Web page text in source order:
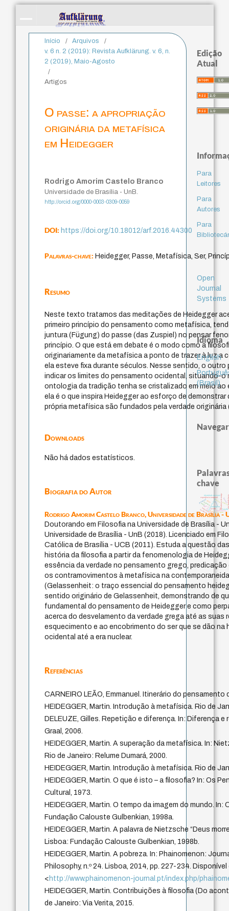
Início / Arquivos
/
v. 6 n. 2 (2019): Revista Aufklärung. v. 6, n.
2 (2019), Maio-Agosto
/
Artigos
O passe: a apropriação
originária da metafísica
em Heidegger
Rodrigo Amorim Castelo Branco
Universidade de Brasília - UnB.
http://orcid.org/0000-0003-0309-0059
DOI:https://doi.org/10.18012/arf.2016.44300
Palavras-chave:Heidegger, Passe, Metafísica, Ser,
Resumo
Neste texto tratamos das meditações de Heidegger
primeiro princípio do pensamento como metafísica,
juntura (Fügung) do passe (das Zuspiel) no pensar
princípio. O que está em debate é o modo como a
originariamente da metafísica a ponto de trazer à luz a
ela esteve fixa durante séculos. Nesse sentido, o outro
indicar os limites do pensamento ocidental, situando-o
ontologia da tradição tenha se cristalizado em meio ao
ela é o que inspira Heidegger ao esforço de demonstrar
própria metafísica são fundados pela verdade originária
Downloads
Não há dados estatísticos.
Biografia do Autor
Rodrigo Amorim Castelo Branco,Universidade de Brasília -
Doutorando em Filosofia na Universidade de Brasília -
Universidade de Brasília - UnB (2018). Licenciado em
Católica de Brasília - UCB (2011). Estuda a questão
história da filosofia a partir da fenomenologia de
essência da verdade no pensamento grego, predicação
os contramovimentos à metafísica na
(Gelassenheit: o traço essencial do pensamento
sentido originário de Gelassenheit, demonstrando de
fundamental do pensamento de Heidegger e como
acerca do desvelamento da verdade grega até as suas
esquecimento e ao encobrimento do ser que se dão
ocidental até a era nuclear.
Referências
CARNEIRO LEÃO, Emmanuel. Itinerário do pensamento
HEIDEGGER, Martin. Introdução à metafísica. Rio de
DELEUZE, Gilles. Repetição e diferença. In: Diferença
Graal, 2006.
HEIDEGGER, Martin. A superação da metafísica. In:
Rio de Janeiro: Relume Dumará, 2000.
HEIDEGGER, Martin. Introdução à metafísica. Rio de
HEIDEGGER, Martin. O que é isto – a filosofia? In: Os
Cultural, 1973.
HEIDEGGER, Martin. O tempo da imagem do mundo.
Fundação Calouste Gulbenkian, 1998a.
HEIDEGGER, Martin. A palavra de Nietzsche “Deus
Lisboa: Fundação Calouste Gulbenkian, 1998b.
HEIDEGGER, Martin. A pobreza. In: Phainomenon:
Philosophy, n.º 24. Lisboa, 2014, pp. 227-234. Disponível
< http://www.phainomenon-journal.pt/index.php/
HEIDEGGER, Martin. Contribuições à filosofia (Do
de Janeiro: Via Verita, 2015.
Edição
Atual
Para
Leitores
Para
Autores
Para
Open
Journal
Systems
Idioma
English
(Brasil)
Navegar
chave
fundamentalismo
jacobi
protágoras
experiência temporal metafísica do tempo
género
idade
intolerância
identidade nacional
homem-medida j.c.m. neto
palavra
perdón
leyes
violencia
logos
pedagogia
lei
desejo
sacrifício
não
bataille
mind
therapy